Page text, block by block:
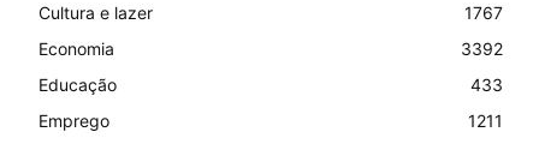
Cultura e lazer
1767
Economia
3392
Educação
433
Emprego
1211